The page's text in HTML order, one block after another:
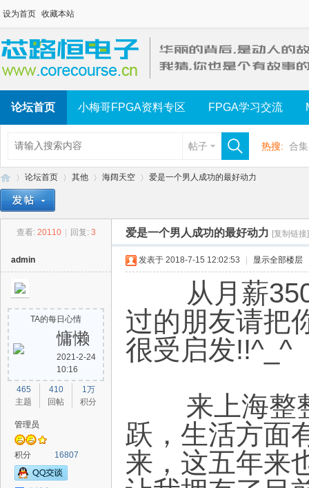
设为首页 收藏本站
论坛首页 小梅哥FPGA资料专区 FPGA学习交流
帖子 热搜: 合集
路
论坛首页
›
其他 海阔天空
›
爱是一个男人成功的最好动力
查看: 20110 回复: 3 爱是一个男人成功的最好动力 [复制链接]
admin
TA的每日心情
慵懒
2021-2-24
10:16
465
主题
410
回帖
1万
积分
管理员
积分 16807
发表于 2018-7-15 12:02:53 显示全部楼层
从月薪3500
过的朋友请把
很受启发!!^_^
来上海整整
跃，生活方面
来，这五年来